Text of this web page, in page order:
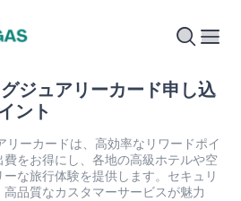
ジュアリーカード申し込
ント
リーカードは、高効率なリワードポイ
をお得にし、各地の高級ホテルや空
な旅行体験を提供します。セキュリ
品質なカスタマーサービスが魅力